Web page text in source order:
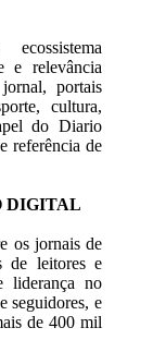
e relevância
portais
cultura,
do Diario
referência de
DIGITAL
os jornais de
de leitores e
liderança no
seguidores, e
de 400 mil